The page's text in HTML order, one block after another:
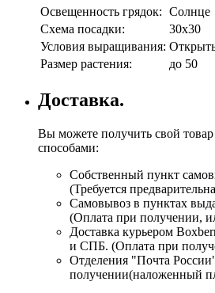
Освещенность грядок: Солнце
Схема посадки:
30х30
Условия выращивания:
Размер растения:
до 50
Доставка.
Вы можете получить свой
способами:
Собственный пункт
(Требуется
Самовывоз в пунктах
(Оплата при получении,
Доставка курьером
и СПБ. (Оплата при
Отделения "Почта
получении(наложенный